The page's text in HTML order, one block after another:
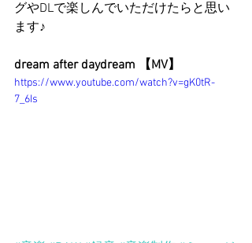
グやDLで楽しんでいただけたらと思い
ます♪
dream after daydream 【MV】
https://www.youtube.com/watch?v=gK0tR-
7_6Is